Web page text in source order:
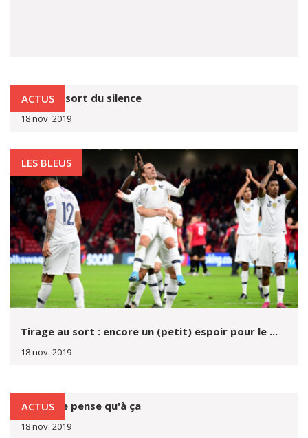
ACTUS
Ronaldo sort du silence
18 nov. 2019
LES BLEUS
Tirage au sort : encore un (petit) espoir pour le ...
18 nov. 2019
ACTUS
Dublin ne pense qu'à ça
18 nov. 2019